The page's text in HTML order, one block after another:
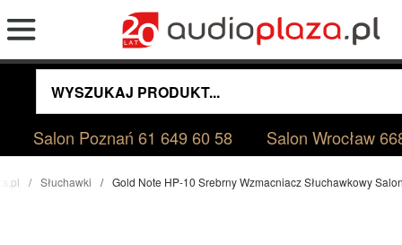
Salon Poznań61 649 60 58 Salon Wrocław
Słuchawki Gold Note HP-10 Srebrny Wzmacniacz Słuchawkowy